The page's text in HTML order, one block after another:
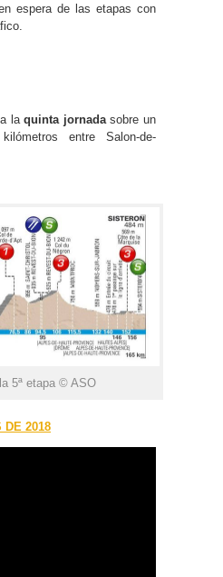
espera de las etapas con
laquinta jornadasobre un
entre Salon-de-
5ª etapa © ASO
DE 2018